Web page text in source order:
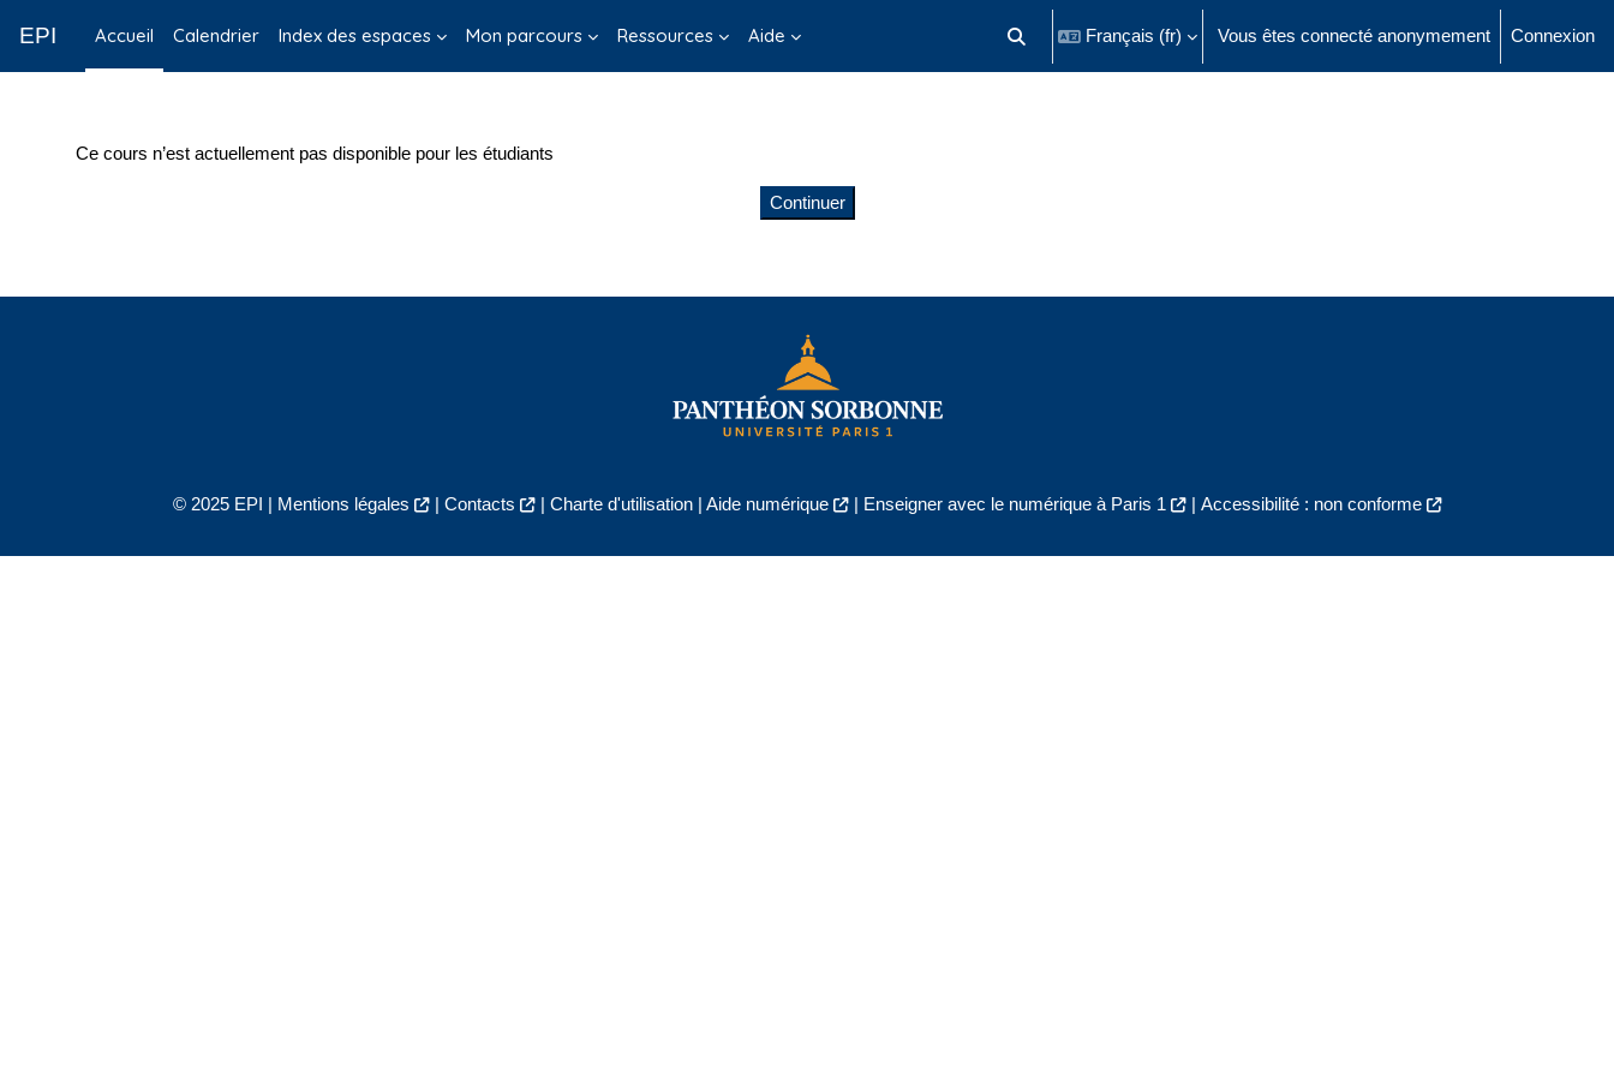
EPI Accueil Calendrier Index des espaces Mon parcours Ressources Aide Activer/désactiver la saisie de recherche
Français ‎(fr)‎ Vous êtes connecté anonymement Connexion
Ce cours n’est actuellement pas disponible pour les étudiants
Continuer
© 2025 EPI | Mentions légales | Contacts | Charte d'utilisation| Aide numérique | Enseigner avec le numérique à Paris 1 | Accessibilité : non conforme